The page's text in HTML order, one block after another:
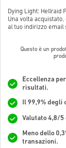
Dying Light: Hellraid
Una volta
al tuo indirizzo email
Questo è un
Eccellenza
risultati.
Il 99,9% degli
Valutato 4,8/
Meno dello
transazioni.